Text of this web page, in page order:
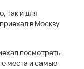
так и для
в Москву
посмотреть
места и самые